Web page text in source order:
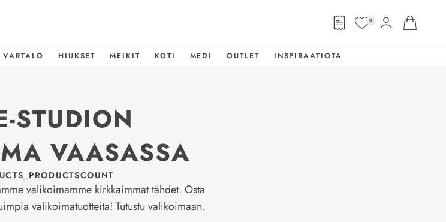
0
VARTALO HIUKSET MEIKIT KOTI MEDI OUTLET INSPIRAATIOTA
STUDION
VAASASSA
valikoimamme kirkkaimmat tähdet. Osta
valikoimatuotteita! Tutustu valikoimaan.